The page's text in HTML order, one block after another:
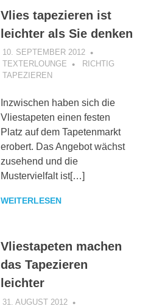
Vlies tapezieren ist
leichter als Sie denken
10. SEPTEMBER 2012
TEXTERLOUNGE
RICHTIG
TAPEZIEREN
Inzwischen haben sich die
Vliestapeten einen festen
Platz auf dem Tapetenmarkt
erobert. Das Angebot wächst
zusehend und die
Mustervielfalt ist[…]
WEITERLESEN
Vliestapeten machen
das Tapezieren
leichter
31. AUGUST 2012